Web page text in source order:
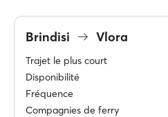
Brindisi Vlora
Trajet le plus court
Disponibilité
Fréquence
Compagnies de ferry